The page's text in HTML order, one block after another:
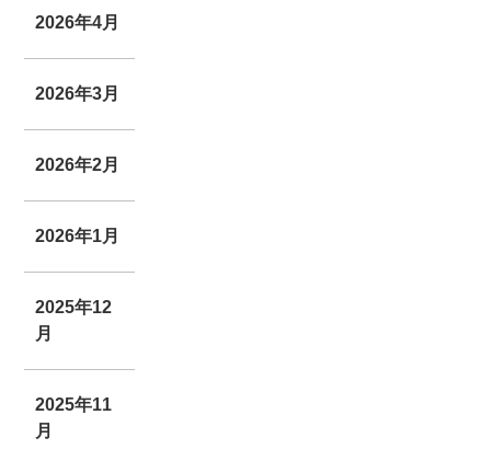
2026年4月
2026年3月
2026年2月
2026年1月
2025年12
月
2025年11
月